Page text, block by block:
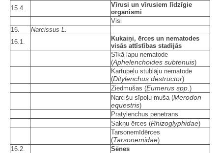
15.4.
Vīrusi un vīrusiem līdzīgie
organismi
Visi
16.
Narcissus L.
16.1.
Kukaiņi, ērces un nematodes
visās attīstības stadijās
Sīkā lapu nematode
(Aphelenchoides subtenuis)
Kartupeļu stublāju nematode
(Ditylenchus destructor)
Ziedmušas (Eumerus spp. )
Narcišu sīpolu muša (Merodon
equestris)
Pratylenchus penetrans
Sakņu ērces (Rhizoglyphidae)
Tarsonemīdērces
(Tarsonemidae)
16.2.
Sēnes